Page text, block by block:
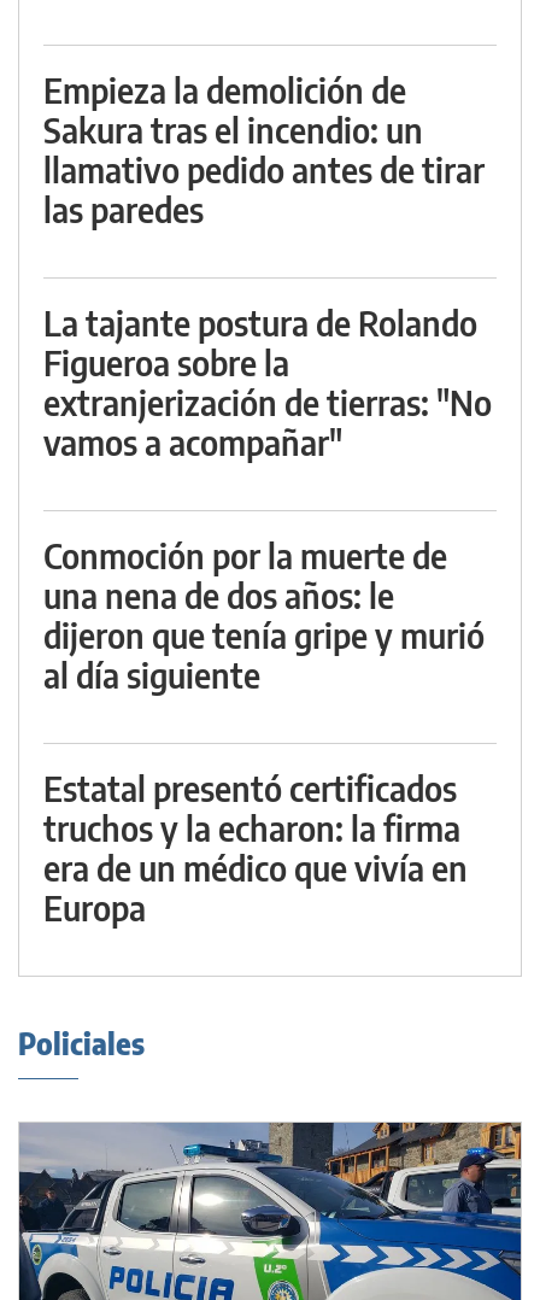
Empieza la demolición de
Sakura tras el incendio: un
llamativo pedido antes de tirar
las paredes
La tajante postura de Rolando
Figueroa sobre la
extranjerización de tierras: "No
vamos a acompañar"
Conmoción por la muerte de
una nena de dos años: le
dijeron que tenía gripe y murió
al día siguiente
Estatal presentó certificados
truchos y la echaron: la firma
era de un médico que vivía en
Europa
Policiales